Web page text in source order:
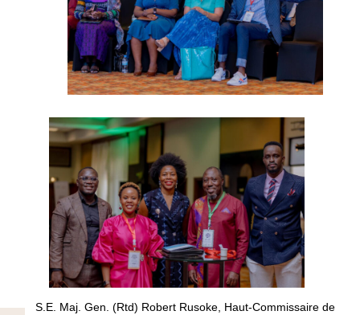
S.E. Maj. Gen. (Rtd) Robert Rusoke, Haut-Commissaire de